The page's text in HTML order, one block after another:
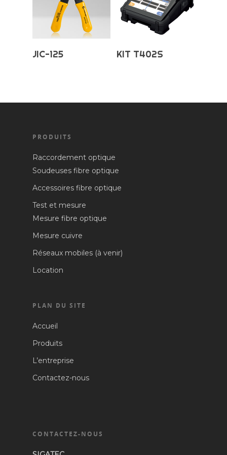
JIC-125 KIT T402S
PRODUITS
Raccordement optique
Soudeuses fibre optique
Accessoires fibre optique
Test et mesure
Mesure fibre optique
Mesure cuivre
Réseaux mobiles (à venir)
Location
PLAN DU SITE
Accueil
Produits
L’entreprise
Contactez-nous
CONTACTEZ-NOUS
Mesure
Sensing (à venir)
Supervision du